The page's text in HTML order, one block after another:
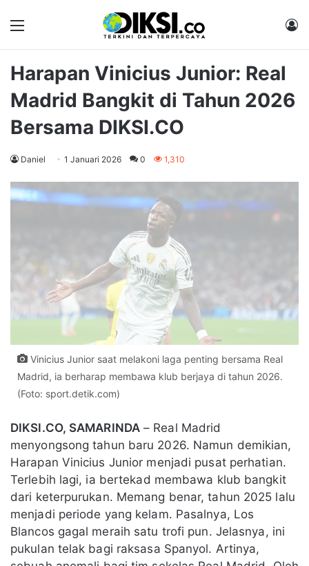
Harapan Vinicius Junior: Real
Madrid Bangkit di Tahun 2026
Bersama DIKSI.CO
Daniel 1 Januari 2026 0 1,310
Vinicius Junior saat melakoni laga penting bersama Real
Madrid, ia berharap membawa klub berjaya di tahun 2026.
(Foto: sport.detik.com)
DIKSI.CO, SAMARINDA– Real Madrid
menyongsong tahun baru 2026. Namun demikian,
Harapan Vinicius Junior menjadi pusat perhatian.
Terlebih lagi, ia bertekad membawa klub bangkit
dari keterpurukan. Memang benar, tahun 2025 lalu
menjadi periode yang kelam. Pasalnya, Los
Blancos gagal meraih satu trofi pun. Jelasnya, ini
pukulan telak bagi raksasa Spanyol. Artinya,